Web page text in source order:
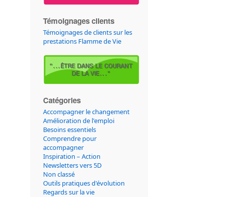
Témoignages clients
Témoignages de clients sur les
prestations Flamme de Vie
Catégories
Accompagner le changement
Amélioration de l'emploi
Besoins essentiels
Comprendre pour
accompagner
Inspiration – Action
Newsletters vers 5D
Non classé
Outils pratiques d'évolution
Regards sur la vie